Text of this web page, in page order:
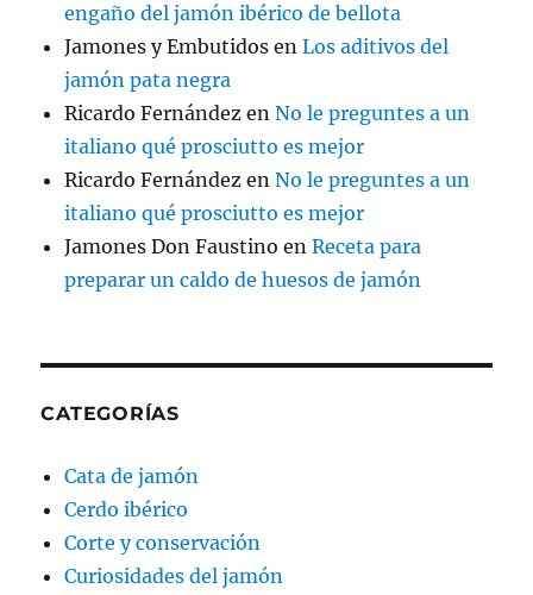
engaño del jamón ibérico de bellota
Jamones y Embutidos enLos aditivos del
jamón pata negra
Ricardo Fernández enNo le preguntes a un
italiano qué prosciutto es mejor
Ricardo Fernández enNo le preguntes a un
italiano qué prosciutto es mejor
Jamones Don Faustino enReceta para
preparar un caldo de huesos de jamón
CATEGORÍAS
Cata de jamón
Cerdo ibérico
Corte y conservación
Curiosidades del jamón